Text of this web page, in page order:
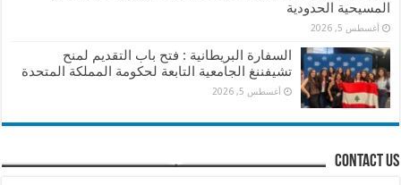
المسيحية الحدودية
أغسطس 5, 2026
السفارة البريطانية : فتح باب التقديم لمنح
تشيفننغ الجامعية التابعة لحكومة المملكة المتحدة
أغسطس 5, 2026
contact us